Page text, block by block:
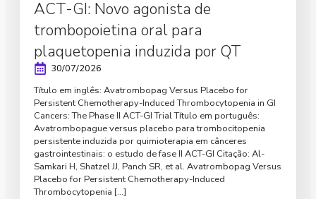
ACT-GI: Novo agonista de
trombopoietina oral para
plaquetopenia induzida por QT
30/07/2026
Título em inglês: Avatrombopag Versus Placebo for
Persistent Chemotherapy-Induced Thrombocytopenia in GI
Cancers: The Phase II ACT-GI Trial Título em português:
Avatrombopague versus placebo para trombocitopenia
persistente induzida por quimioterapia em cânceres
gastrointestinais: o estudo de fase II ACT-GI Citação: Al-
Samkari H, Shatzel JJ, Panch SR, et al. Avatrombopag Versus
Placebo for Persistent Chemotherapy-Induced
Thrombocytopenia […]